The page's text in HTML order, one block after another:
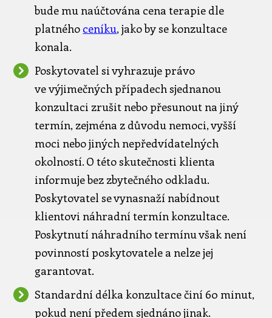
bude mu naúčtována cena terapie dle
platného ceníku, jako by se konzultace
konala.
Poskytovatel si vyhrazuje právo
ve výjimečných případech sjednanou
konzultaci zrušit nebo přesunout na jiný
termín, zejména z důvodu nemoci, vyšší
moci nebo jiných nepředvídatelných
okolností. O této skutečnosti klienta
informuje bez zbytečného odkladu.
Poskytovatel se vynasnaží nabídnout
klientovi náhradní termín konzultace.
Poskytnutí náhradního termínu však není
povinností poskytovatele a nelze jej
garantovat.
Standardní délka konzultace činí 60 minut,
pokud není předem sjednáno jinak.